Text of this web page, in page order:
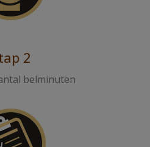
2
belminuten